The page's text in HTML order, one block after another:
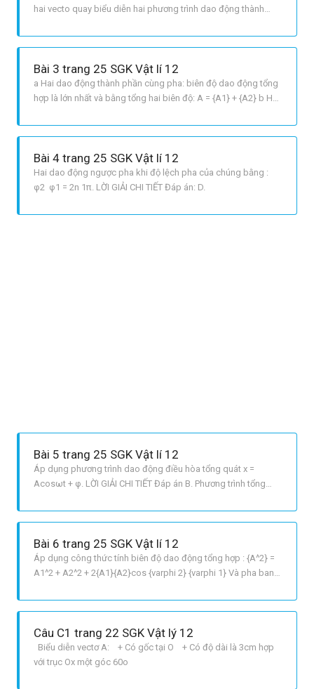
hai vecto quay biểu diễn hai phương trình dao động thành
biểu diễn phương trình của dao động tổng hợp.
Bài 3 trang 25 SGK Vật lí 12
a Hai dao động thành phần cùng pha: biên độ dao động tổng
hợp là lớn nhất và bằng tổng hai biên độ: A = {A1} + {A2} b Hai
là nhỏ nhất và bằng giá trị tuyệt đối của hiệu hai biên độ: A =
Bài 4 trang 25 SGK Vật lí 12
Hai dao động ngược pha khi độ lệch pha của chúng bằng :
φ2 φ1 = 2n 1π. LỜI GIẢI CHI TIẾT Đáp án: D.
Bài 5 trang 25 SGK Vật lí 12
Áp dụng phương trình dao động điều hòa tổng quát x =
Acosωt + φ. LỜI GIẢI CHI TIẾT Đáp án B. Phương trình tổng
số góc: ω = 1rad/s. + Pha ban đầu: varphi = {30^ circ } = {rm{
Bài 6 trang 25 SGK Vật lí 12
Áp dụng công thức tính biên độ dao động tổng hợp : {A^2} =
A1^2 + A2^2 + 2{A1}{A2}cos {varphi 2} {varphi 1} Và pha ban
{A2}sin {varphi 2}} over {{A1}cos {varphi 1} + {A2}cos{varphi
Câu C1 trang 22 SGK Vật lý 12
Biểu diễn vectơ A: + Có gốc tại O + Có độ dài là 3cm hợp
với trục Ox một góc 60o